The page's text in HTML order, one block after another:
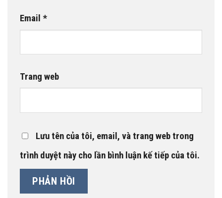
Email *
Trang web
Lưu tên của tôi, email, và trang web trong
trình duyệt này cho lần bình luận kế tiếp của tôi.